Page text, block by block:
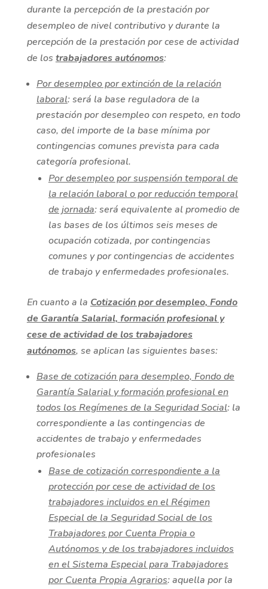
durante la percepción de la prestación por
desempleo de nivel contributivo y durante la
percepción de la prestación por cese de actividad
de los trabajadores autónomos:
Por desempleo por extinción de la relación
laboral: será la base reguladora de la
prestación por desempleo con respeto, en todo
caso, del importe de la base mínima por
contingencias comunes prevista para cada
categoría profesional.
Por desempleo por suspensión temporal de
la relación laboral o por reducción temporal
de jornada: será equivalente al promedio de
las bases de los últimos seis meses de
ocupación cotizada, por contingencias
comunes y por contingencias de accidentes
de trabajo y enfermedades profesionales.
En cuanto a la Cotización por desempleo, Fondo
de Garantía Salarial, formación profesional y
cese de actividad de los trabajadores
autónomos, se aplican las siguientes bases:
Base de cotización para desempleo, Fondo de
Garantía Salarial y formación profesional en
todos los Regímenes de la Seguridad Social: la
correspondiente a las contingencias de
accidentes de trabajo y enfermedades
profesionales
Base de cotización correspondiente a la
protección por cese de actividad de los
trabajadores incluidos en el Régimen
Especial de la Seguridad Social de los
Trabajadores por Cuenta Propia o
Autónomos y de los trabajadores incluidos
en el Sistema Especial para Trabajadores
por Cuenta Propia Agrarios: aquella por la